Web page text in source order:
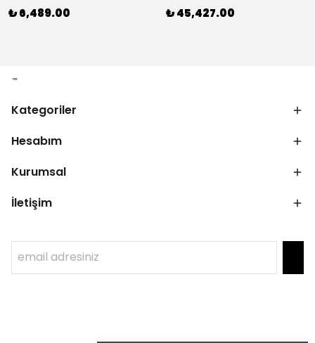
₺ 6,489.00 ₺ 45,427.00
Kategoriler
Hesabım
Kurumsal
İletişim